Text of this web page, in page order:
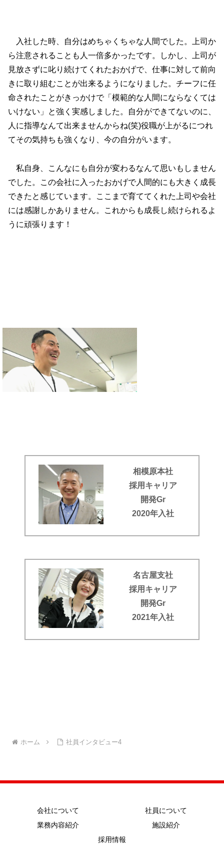
入社した時、自分はめちゃくちゃな人間でした。上司か
ら注意されることも人一倍多かったです。しかし、上司が
見放さずに叱り続けてくれたおかげで、仕事に対して前向
きに取り組むことが出来るようになりました。チーフに任
命されたことがきっかけで「模範的な人間にならなくては
いけない」と強く実感しました。自分ができてないのに、
人に指導なんて出来ませんからね(笑)役職が上がるにつれ
てその気持ちも強くなり、今の自分がいます。
私自身、こんなにも自分が変わるなんて思いもしません
でした。この会社に入ったおかげで人間的にも大きく成長
できたと感じています。ここまで育ててくれた上司や会社
には感謝しかありません。これからも成長し続けられるよ
うに頑張ります！
相模原本社
採用キャリア
開発Gr
2020年入社
名古屋支社
採用キャリア
開発Gr
2021年入社
ホーム 社員インタビュー4
会社について
社員について
業務内容紹介
施設紹介
採用情報